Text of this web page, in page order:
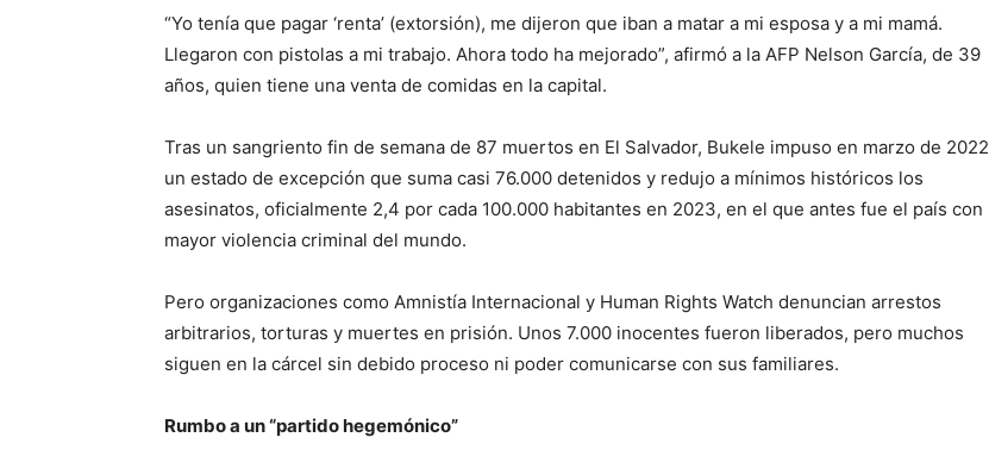
“Yo tenía que pagar ‘renta’ (extorsión), me dijeron que iban a matar a mi esposa y a mi mamá.
Llegaron con pistolas a mi trabajo. Ahora todo ha mejorado”, afirmó a la AFP Nelson García, de 39
años, quien tiene una venta de comidas en la capital.
Tras un sangriento fin de semana de 87 muertos en El Salvador, Bukele impuso en marzo de 2022
un estado de excepción que suma casi 76.000 detenidos y redujo a mínimos históricos los
asesinatos, oficialmente 2,4 por cada 100.000 habitantes en 2023, en el que antes fue el país con
mayor violencia criminal del mundo.
Pero organizaciones como Amnistía Internacional y Human Rights Watch denuncian arrestos
arbitrarios, torturas y muertes en prisión. Unos 7.000 inocentes fueron liberados, pero muchos
siguen en la cárcel sin debido proceso ni poder comunicarse con sus familiares.
Rumbo a un “partido hegemónico”